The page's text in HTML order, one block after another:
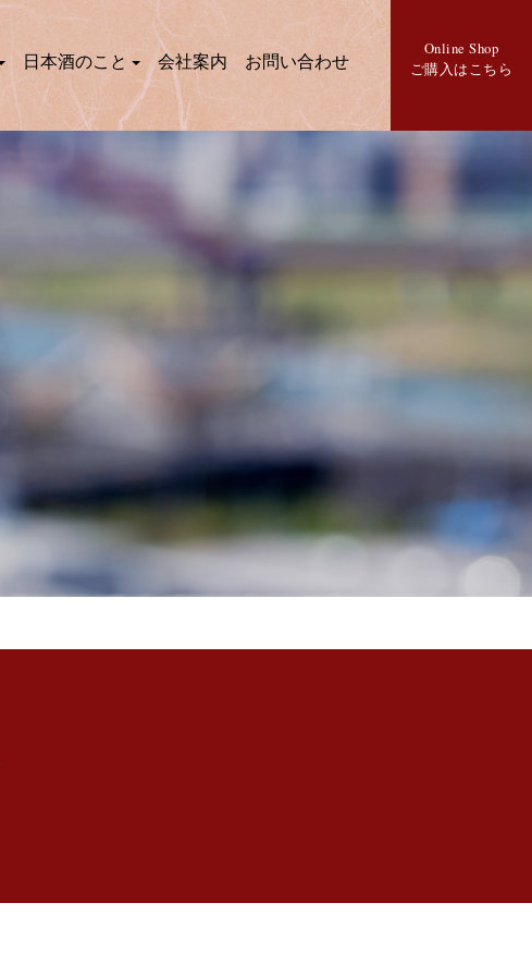
Online Shop
ご購入はこちら
日本酒のこと 会社案内 お問い合わせ